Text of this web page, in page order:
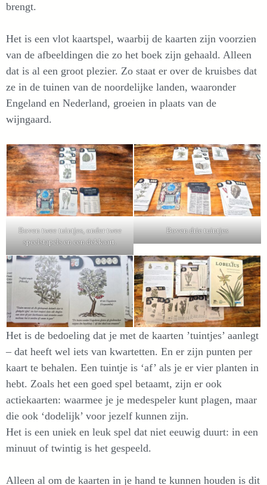
brengt.
Het is een vlot kaartspel, waarbij de kaarten zijn voorzien
van de afbeeldingen die zo het boek zijn gehaald. Alleen
dat is al een groot plezier. Zo staat er over de kruisbes dat
ze in de tuinen van de noordelijke landen, waaronder
Engeland en Nederland, groeien in plaats van de
wijngaard.
Boven twee tuintjes, onder twee
speelstapels en een dekkaart.
Boven drie tuintjes
Het is de bedoeling dat je met de kaarten ’tuintjes’ aanlegt
– dat heeft wel iets van kwartetten. En er zijn punten per
kaart te behalen. Een tuintje is ‘af’ als je er vier planten in
hebt. Zoals het een goed spel betaamt, zijn er ook
actiekaarten: waarmee je je medespeler kunt plagen, maar
die ook ‘dodelijk’ voor jezelf kunnen zijn.
Het is een uniek en leuk spel dat niet eeuwig duurt: in een
minuut of twintig is het gespeeld.
Alleen al om de kaarten in je hand te kunnen houden is dit